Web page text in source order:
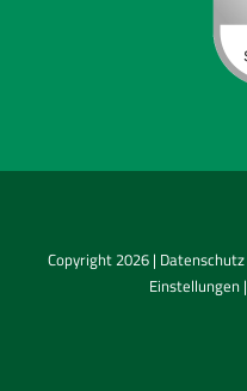
Copyright 2026 | Datenschutz
Einstellungen|